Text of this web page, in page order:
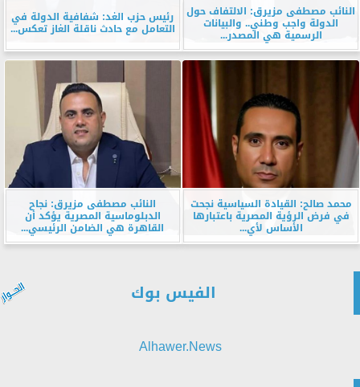
النائب مصطفى مزيرق: الالتفاف حول
الدولة واجب وطني.. والبيانات
الرسمية هي المصدر...
رئيس حزب الغد: شفافية الدولة في
التعامل مع حادث ناقلة الغاز تعكس...
محمد صالح: القيادة السياسية نجحت
في فرض الرؤية المصرية باعتبارها
الأساس لأي...
النائب مصطفى مزيرق: نجاح
الدبلوماسية المصرية يؤكد أن
القاهرة هي الضامن الرئيسي...
الفيس بوك
Alhawer.News